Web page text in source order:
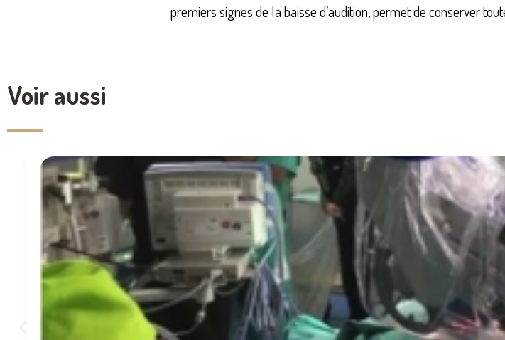
premiers signes de la baisse d’audition, permet de conserver
Voir aussi